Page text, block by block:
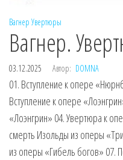
Вагнер Увертюры
Вагнер.
03.12.2025 Автор: DOMNA
01. Вступление к опере
Вступление к опере
«Лоэнгрин» 04. Увертюра к
смерть Изольды из оперы
из оперы «Гибель богов» 07.